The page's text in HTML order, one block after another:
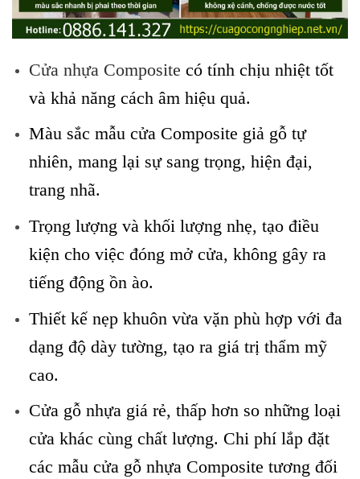
Cửa nhựa Composite có tính chịu nhiệt tốt
và khả năng cách âm hiệu quả.
Màu sắc mẫu cửa Composite giả gỗ tự
nhiên, mang lại sự sang trọng, hiện đại,
trang nhã.
Trọng lượng và khối lượng nhẹ, tạo điều
kiện cho việc đóng mở cửa, không gây ra
tiếng động ồn ào.
Thiết kế nẹp khuôn vừa vặn phù hợp với đa
dạng độ dày tường, tạo ra giá trị thẩm mỹ
cao.
Cửa gỗ nhựa giá rẻ, thấp hơn so những loại
cửa khác cùng chất lượng. Chi phí lắp đặt
các mẫu cửa gỗ nhựa Composite tương đối